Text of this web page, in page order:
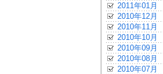
2011年01月
2010年12月
2010年11月
2010年10月
2010年09月
2010年08月
2010年07月